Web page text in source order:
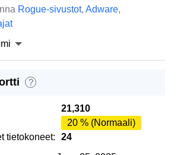
Rogue-sivustot, Adware,
?
21,310
20 % (Normaali)
tietokoneet:
24